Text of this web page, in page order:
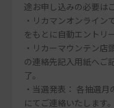
途お申し込みの必要は
・リカマンオンライン
をもとに自動エントリー
・リカーマウンテン店
の連絡先記入用紙へご
了。
・当選発表： 各抽選
にてご連絡いたします。